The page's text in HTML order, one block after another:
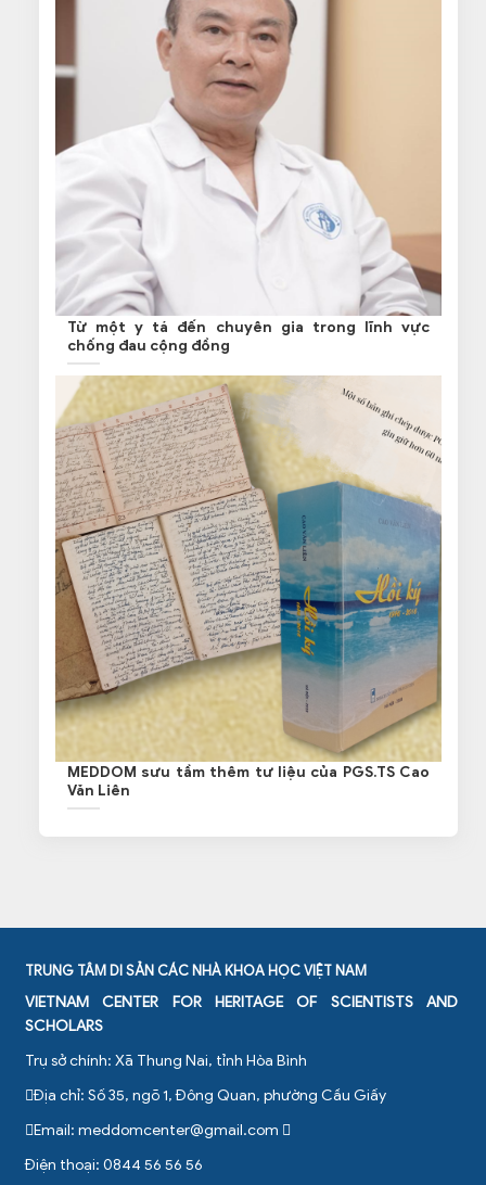
Từ một y tá đến chuyên gia trong lĩnh vực
chống đau cộng đồng
MEDDOM sưu tầm thêm tư liệu của PGS.TS Cao
Văn Liên
TRUNG TÂM DI SẢN CÁC NHÀ KHOA HỌC VIỆT NAM
VIETNAM CENTER FOR HERITAGE OF SCIENTISTS AND
SCHOLARS
Trụ sở chính: Xã Thung Nai, tỉnh Hòa Bình
Địa chỉ: Số 35, ngõ 1, Đông Quan, phường Cầu Giấy
Email: meddomcenter@gmail.com
Điện thoại: 0844 56 56 56